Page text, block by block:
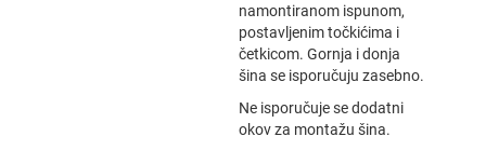
namontiranom ispunom,
postavljenim točkićima i
četkicom. Gornja i donja
šina se isporučuju zasebno.
Ne isporučuje se dodatni
okov za montažu šina.